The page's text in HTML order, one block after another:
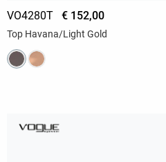
VO4280T € 152,00
Top Havana/Light Gold